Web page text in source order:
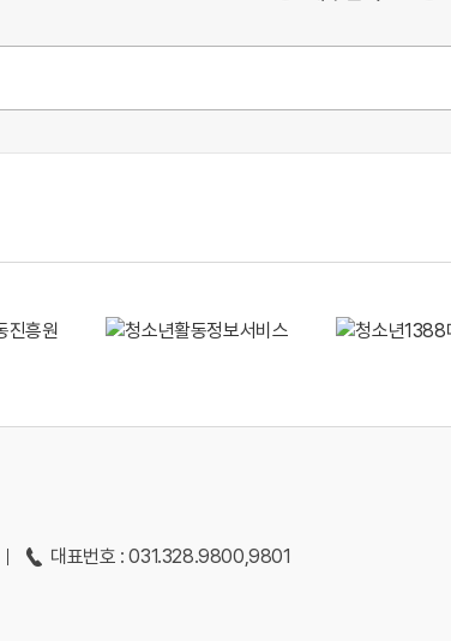
대표번호 : 031.328.9800,9801